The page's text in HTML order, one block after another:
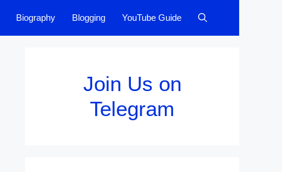
Biography Blogging YouTube Guide
Join Us on
Telegram